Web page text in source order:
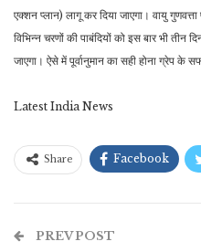
एक्शन प्लान) लागू कर दिया जाएगा। वायु
विभिन्न चरणों की पाबंदियों को इस बार भी तीन
जाएगा। ऐसे में पूर्वानुमान का सही होना ग्रेप के
Latest India News
Share Facebook
PREV POST